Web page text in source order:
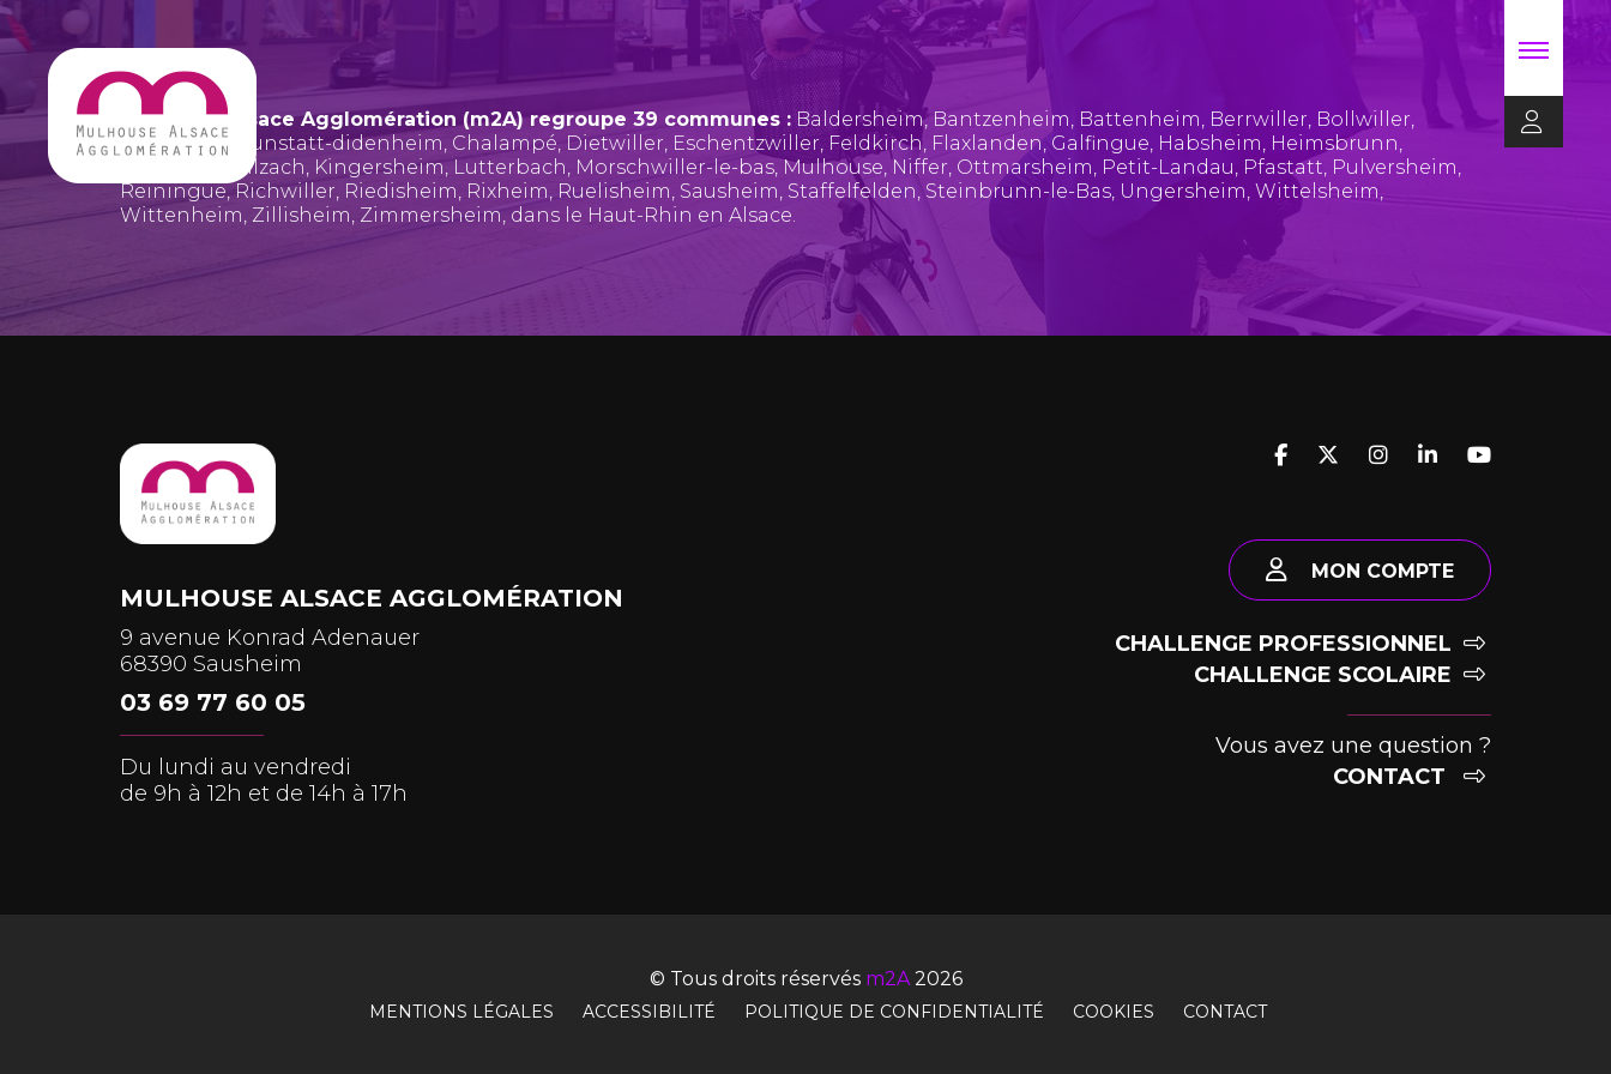
Mulhouse Alsace Agglomération (m2A) regroupe 39 communes : Baldersheim, Bantzenheim, Battenheim, Berrwiller, Bollwiller,
Bruebach, Brunstatt-didenheim, Chalampé, Dietwiller, Eschentzwiller, Feldkirch, Flaxlanden, Galfingue, Habsheim, Heimsbrunn,
Illzach, Kingersheim, Lutterbach, Morschwiller-le-bas,Mulhouse, Niffer, Ottmarsheim, Petit-Landau, Pfastatt, Pulversheim,
Reiningue,Richwiller, Riedisheim, Rixheim, Ruelisheim, Sausheim, Staffelfelden, Steinbrunn-le-Bas, Ungersheim, Wittelsheim,
Wittenheim, Zillisheim, Zimmersheim, dans le Haut-Rhin en Alsace.
MULHOUSE ALSACE AGGLOMÉRATION
9 avenue Konrad Adenauer
68390 Sausheim
03 69 77 60 05
Du lundi au vendredi
de 9h à 12h et de 14h à 17h
MON COMPTE
CHALLENGE PROFESSIONNEL
CHALLENGE SCOLAIRE
Vous avez une question ?
CONTACT
© Tous droits réservés m2A2026
MENTIONS LÉGALES ACCESSIBILITÉ POLITIQUE DE CONFIDENTIALITÉ COOKIES CONTACT